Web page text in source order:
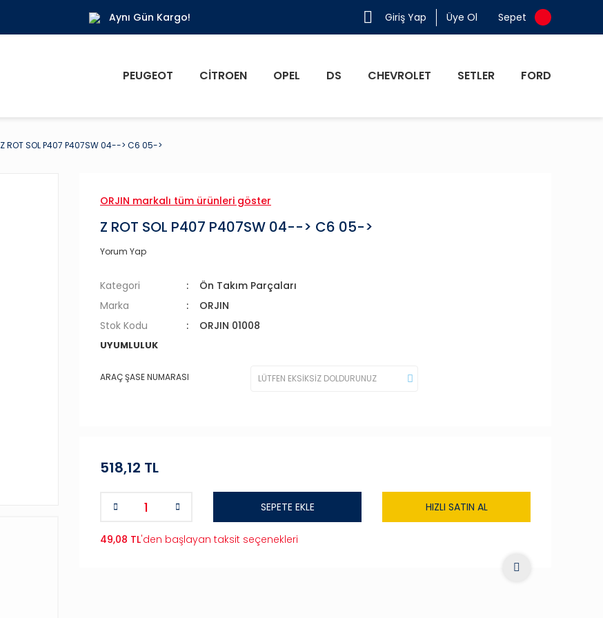
Aynı Gün Kargo! Giriş Yap Üye Ol Sepet
PEUGEOT CITROEN OPEL DS CHEVROLET SETLER FORD
Z ROT SOL P407 P407SW 04--> C6 05->
ORJIN markalı tüm ürünleri göster
Z ROT SOL P407 P407SW 04--> C6 05->
Yorum Yap
Kategori
Ön Takım Parçaları
Marka
ORJIN
Stok Kodu
ORJIN 01008
UYUMLULUK
ARAÇ ŞASE NUMARASI
518,12 TL
SEPETE EKLE HIZLI SATIN AL
49,08 TL'den başlayan taksit seçenekleri